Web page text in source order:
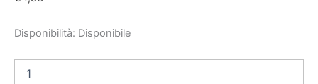
Disponibilità: Disponibile
quantità